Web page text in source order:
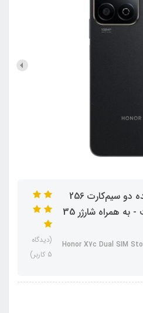
گوشی آنر X7c رجیسترشده دو سیم‌کارت 256
گیگابایت با رم 8 گیگابایت - به همراه شارژر 35
Honor X7c Dual SIM
(دیدگاه
5 کاربر)